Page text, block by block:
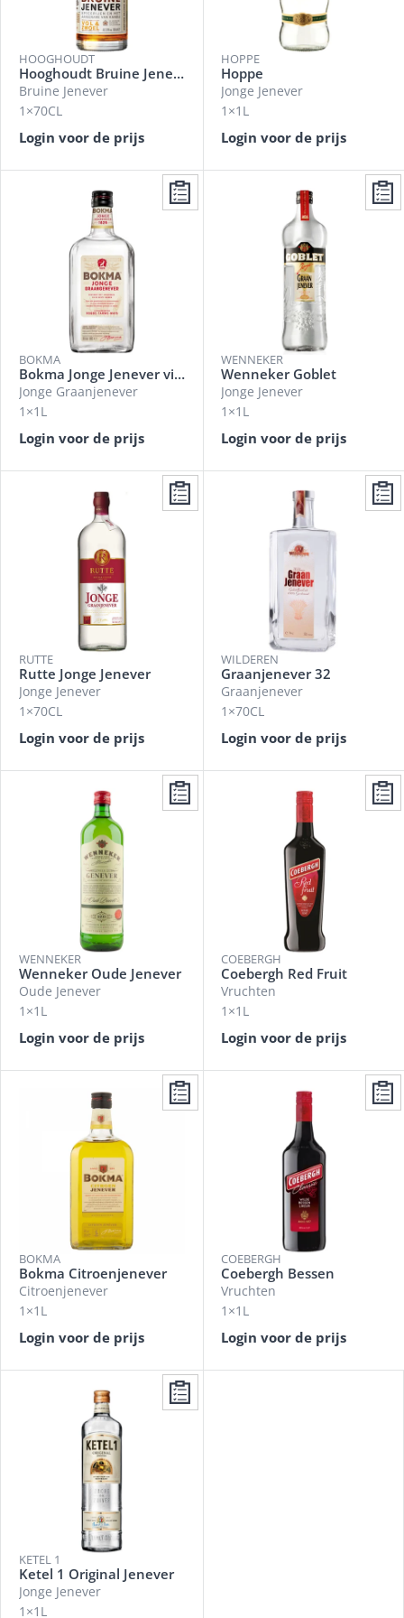
HOOGHOUDT
Hooghoudt Bruine Jenever
Bruine Jenever
1×70CL
Login voor de prijs
HOPPE
Hoppe
Jonge Jenever
1×1L
Login voor de prijs
BOKMA
Bokma Jonge Jenever vierkant
Jonge Graanjenever
1×1L
Login voor de prijs
WENNEKER
Wenneker Goblet
Jonge Jenever
1×1L
Login voor de prijs
RUTTE
Rutte Jonge Jenever
Jonge Jenever
1×70CL
Login voor de prijs
WILDEREN
Graanjenever 32
Graanjenever
1×70CL
Login voor de prijs
WENNEKER
Wenneker Oude Jenever
Oude Jenever
1×1L
Login voor de prijs
COEBERGH
Coebergh Red Fruit
Vruchten
1×1L
Login voor de prijs
BOKMA
Bokma Citroenjenever
Citroenjenever
1×1L
Login voor de prijs
COEBERGH
Coebergh Bessen
Vruchten
1×1L
Login voor de prijs
KETEL 1
Ketel 1 Original Jenever
Jonge Jenever
1×1L